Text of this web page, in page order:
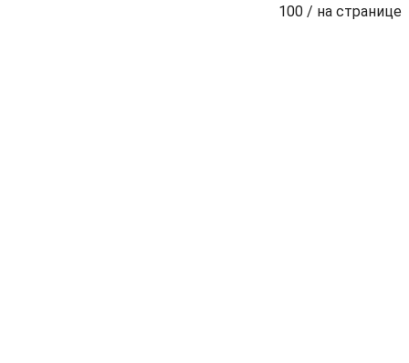
100 / на странице